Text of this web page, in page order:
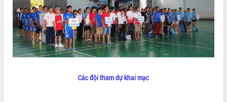
Các đội tham dự khai mạc